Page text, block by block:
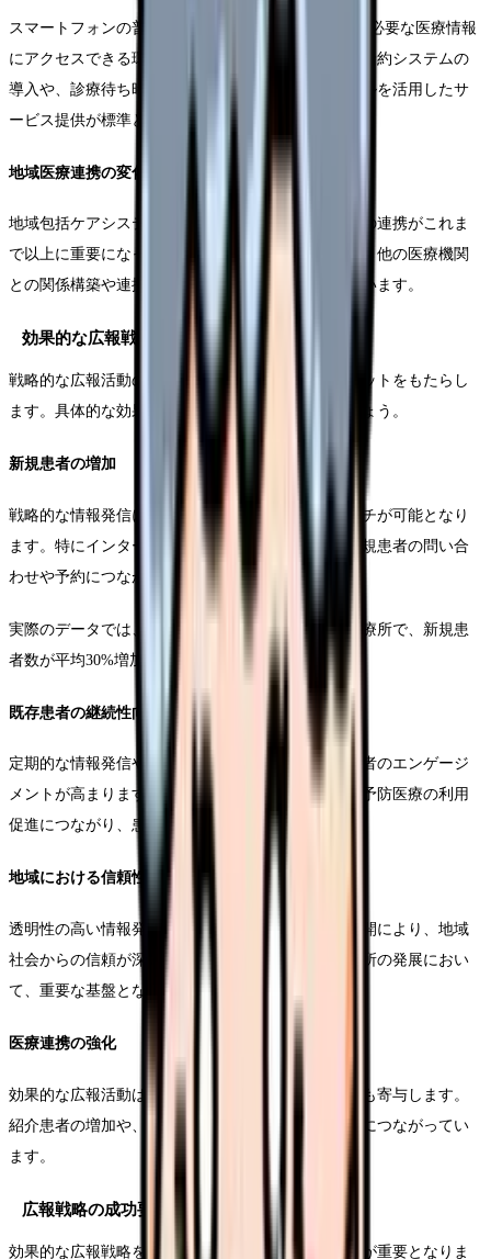
スマートフォンの普及により、患者は24時間365日、必要な医療情報
にアクセスできる環境を求めています。オンライン予約システムの
導入や、診療待ち時間の可視化など、デジタルツールを活用したサ
ービス提供が標準となっています。
地域医療連携の変化
地域包括ケアシステムの推進により、医療機関同士の連携がこれま
で以上に重要になっています。効果的な広報活動は、他の医療機関
との関係構築や連携強化にも大きな役割を果たしています。
効果的な広報戦略がもたらすメリット
戦略的な広報活動の展開は、診療所に多面的なメリットをもたらし
ます。具体的な効果について、詳しく見ていきましょう。
新規患者の増加
戦略的な情報発信により、潜在的な患者層へのリーチが可能となり
ます。特にインターネット検索での露出増加は、新規患者の問い合
わせや予約につながっています。
実際のデータでは、効果的な広報戦略を実施した診療所で、新規患
者数が平均30%増加したという報告があります。
既存患者の継続性向上
定期的な情報発信や健康情報の提供により、既存患者のエンゲージ
メントが高まります。これにより、定期的な受診や予防医療の利用
促進につながり、患者の健康管理の質が向上します。
地域における信頼性の確立
透明性の高い情報発信と、地域に根ざした活動の展開により、地域
社会からの信頼が深まります。これは長期的な診療所の発展におい
て、重要な基盤となります。
医療連携の強化
効果的な広報活動は、他の医療機関との連携強化にも寄与します。
紹介患者の増加や、スムーズな医療連携体制の構築につながってい
ます。
広報戦略の成功要因
効果的な広報戦略を展開するためには、以下の要素が重要となりま